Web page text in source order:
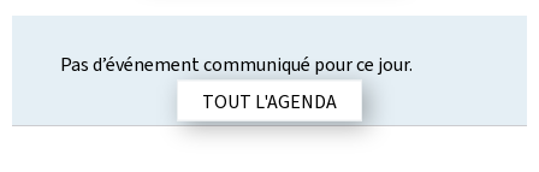
i
i
Pas d’événement communiqué pour ce jour.
TOUT L'AGENDA